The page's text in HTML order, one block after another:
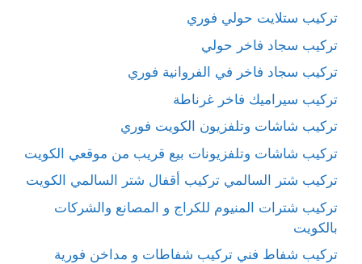
تركيب ستلايت حولي فوري
تركيب سجاد فاخر حولي
تركيب سجاد فاخر في الفروانية فوري
تركيب سيراميك فاخر غرناطة
تركيب شاشات وتلفزيون الكويت فوري
تركيب شاشات وتلفزيونات بيع قريب من موقعي الكويت
تركيب شتر السالمي تركيب أقفال شتر السالمي الكويت
تركيب شترات المنيوم للكراج و المصانع والشركات
بالكويت
تركيب شفاط فني تركيب شفاطات و مداخن فورية